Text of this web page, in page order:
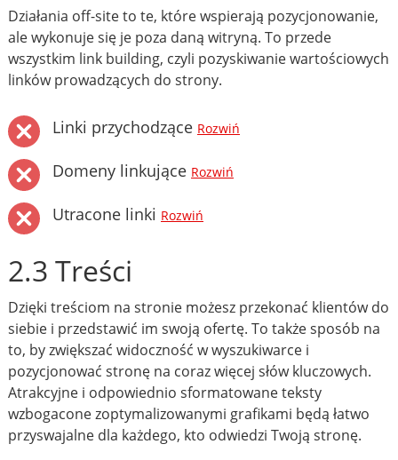
Działania off-site to te, które wspierają pozycjonowanie,
ale wykonuje się je poza daną witryną. To przede
wszystkim link building, czyli pozyskiwanie wartościowych
linków prowadzących do strony.
Linki przychodzące Rozwiń
Domeny linkujące Rozwiń
Utracone linki Rozwiń
2.3 Treści
Dzięki treściom na stronie możesz przekonać klientów do
siebie i przedstawić im swoją ofertę. To także sposób na
to, by zwiększać widoczność w wyszukiwarce i
pozycjonować stronę na coraz więcej słów kluczowych.
Atrakcyjne i odpowiednio sformatowane teksty
wzbogacone zoptymalizowanymi grafikami będą łatwo
przyswajalne dla każdego, kto odwiedzi Twoją stronę.